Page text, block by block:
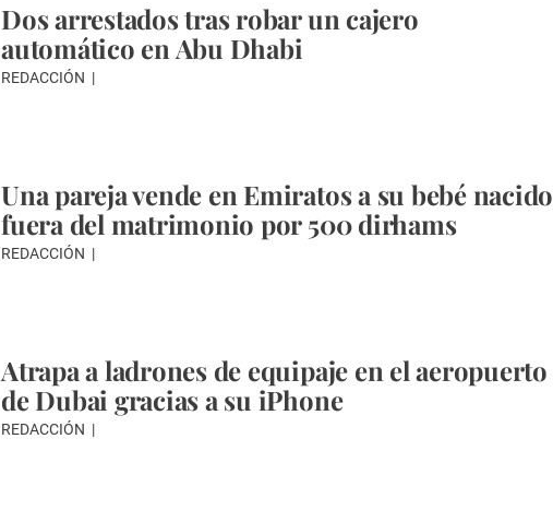
Dos arrestados tras robar un cajero
automático en Abu Dhabi
REDACCIÓN
Una pareja vende en Emiratos a su bebé nacido
fuera del matrimonio por 500 dirhams
REDACCIÓN
Atrapa a ladrones de equipaje en el aeropuerto
de Dubai gracias a su iPhone
REDACCIÓN